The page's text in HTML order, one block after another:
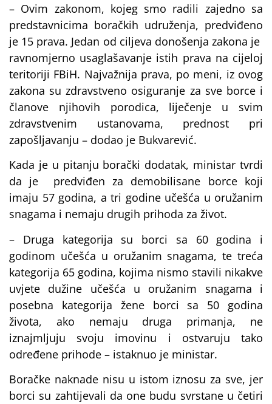
– Ovim zakonom, kojeg smo radili zajedno sa
predstavnicima boračkih udruženja, predviđeno
je 15 prava. Jedan od ciljeva donošenja zakona je
ravnomjerno usaglašavanje istih prava na cijeloj
teritoriji FBiH. Najvažnija prava, po meni, iz ovog
zakona su zdravstveno osiguranje za sve borce i
članove njihovih porodica, liječenje u svim
zdravstvenim ustanovama, prednost pri
zapošljavanju – dodao je Bukvarević.
Kada je u pitanju borački dodatak, ministar tvrdi
da je predviđen za demobilisane borce koji
imaju 57 godina, a tri godine učešća u oružanim
snagama i nemaju drugih prihoda za život.
– Druga kategorija su borci sa 60 godina i
godinom učešća u oružanim snagama, te treća
kategorija 65 godina, kojima nismo stavili nikakve
uvjete dužine učešća u oružanim snagama i
posebna kategorija žene borci sa 50 godina
života, ako nemaju druga primanja, ne
iznajmljuju svoju imovinu i ostvaruju tako
određene prihode – istaknuo je ministar.
Boračke naknade nisu u istom iznosu za sve, jer
borci su zahtijevali da one budu svrstane u četiri